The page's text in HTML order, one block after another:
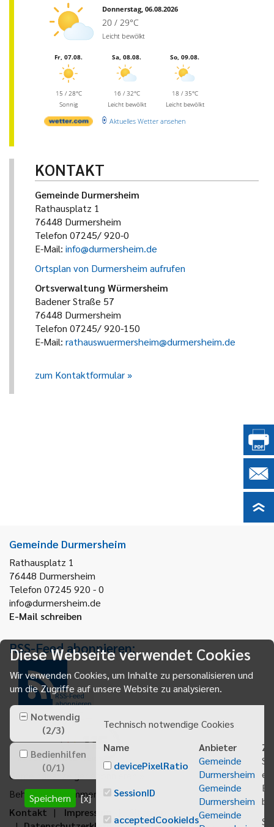
Donnerstag, 06.08.2026
20 / 29°C
Leicht bewölkt
Fr, 07.08.
15 / 28°C
Sonnig
Sa, 08.08.
16 / 32°C
Leicht bewölkt
So, 09.08.
18 / 35°C
Leicht bewölkt
Aktuelles Wetter ansehen
KONTAKT
Gemeinde Durmersheim
Rathausplatz 1
76448 Durmersheim
Telefon 07245/ 920-0
E-Mail: info@durmersheim.de
Ortsplan von Durmersheim aufrufen
Ortsverwaltung Würmersheim
Badener Straße 57
76448 Durmersheim
Telefon 07245/ 920-150
E-Mail: rathauswuermersheim@durmersheim.de
zum Kontaktformular
Gemeinde Durmersheim
Rathausplatz 1
76448 Durmersheim
Telefon 07245 920 - 0
info@durmersheim.de
E-Mail schreiben
RSS-Feed abonnieren:
RSS-Feed
abonnieren
Gemeindeanzeiger abonnieren
Behördenrufnummer 115
Kontakt
Impressum
Diese Webseite verwendet Cookies
Wir verwenden Cookies, um Inhalte zu personalisieren und
um die Zugriffe auf unsere Website zu analysieren.
Notwendig
(2/3)
Bedienhilfen
(0/1)
Speichern [x]
Technisch notwendige Cookies
Name
Anbieter
devicePixelRatio
Gemeinde
Durmersheim
SessionID
Gemeinde
Durmersheim
acceptedCookieIdsGemeinde